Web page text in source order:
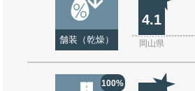
舗装（乾燥）
4.1
岡山県
100%